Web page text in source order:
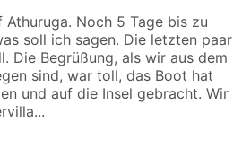
Noch 5 Tage bis zu
soll ich sagen. Die letzten paar
Die Begrüßung, als wir aus dem
sind, war toll, das Boot hat
und auf die Insel gebracht. Wir